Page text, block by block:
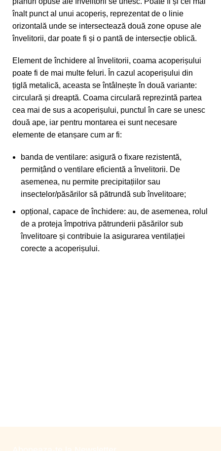
înalt punct al unui acoperiș, reprezentat de o linie
orizontală unde se intersectează două zone opuse ale
învelitorii, dar poate fi și o pantă de intersecție oblică.
Element de închidere al învelitorii, coama acoperișului
poate fi de mai multe feluri. În cazul acoperișului din
țiglă metalică, aceasta se întâlnește în două variante:
circulară și dreaptă. Coama circulară reprezintă partea
cea mai de sus a acoperișului, punctul în care se unesc
două ape, iar pentru montarea ei sunt necesare
elemente de etanșare cum ar fi:
banda de ventilare: asigură o fixare rezistentă,
permițând o ventilare eficientă a învelitorii. De
asemenea, nu permite precipitațiilor sau
insectelor/păsărilor să pătrundă sub învelitoare;
opțional, capace de închidere: au, de asemenea, rolul
de a proteja împotriva pătrunderii păsărilor sub
învelitoare și contribuie la asigurarea ventilației
corecte a acoperișului.